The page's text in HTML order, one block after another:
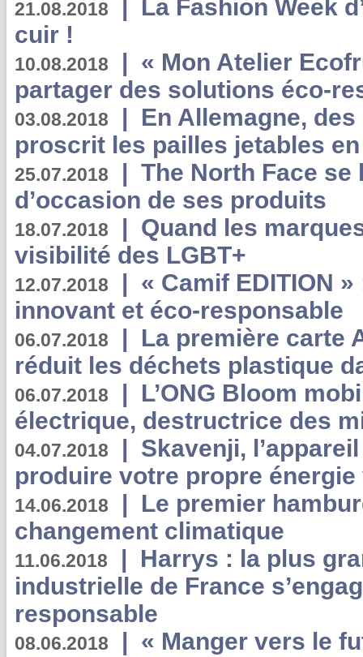
21.08.2018 | La Fashion Week
cuir !
10.08.2018 | « Mon Atelier
partager des solutions éco-
03.08.2018 | En Allemagne,
proscrit les pailles jetables
25.07.2018 | The North Face se
d’occasion de ses produits
18.07.2018 | Quand les
visibilité des LGBT+
12.07.2018 | « Camif EDITION
innovant et éco-responsable
06.07.2018 | La première carte
réduit les déchets plastique
06.07.2018 | L’ONG Bloom
électrique, destructrice des
04.07.2018 | Skavenji,
produire votre propre
14.06.2018 | Le premier
changement climatique
11.06.2018 | Harrys : la plus
industrielle de France
responsable
08.06.2018 | « Manger vers le